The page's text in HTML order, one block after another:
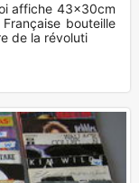
affiche 43x30cm
bouteille
de la révoluti